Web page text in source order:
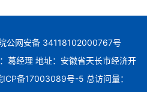
公网安备 34118102000767号
葛经理 地址：安徽省天长市经济开
ICP备17003089号-5 总访问量：